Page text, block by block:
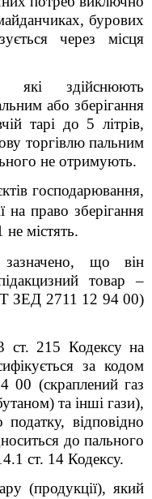
бурових
через місця
які здійснюють
або зберігання
тарі до 5 літрів,
торгівлю пальним
не отримують.
господарювання,
на право зберігання
містять.
зазначено, що він
товар –
ЗЕД 2711 12 94 00)
ст. 215 Кодексу на
за кодом
(скраплений газ
та інші гази),
податку, відповідно
до пального
ст. 14 Кодексу.
(продукції), який